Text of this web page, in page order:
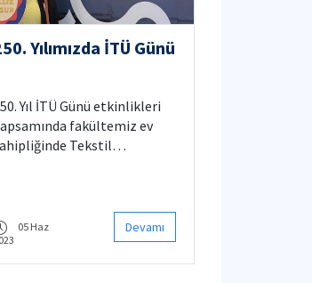
Yılımızda İTÜ Günü
Yıl İTÜ Günü etkinlikleri
fakültemiz ev
Tekstil
05 Haz
Devamı